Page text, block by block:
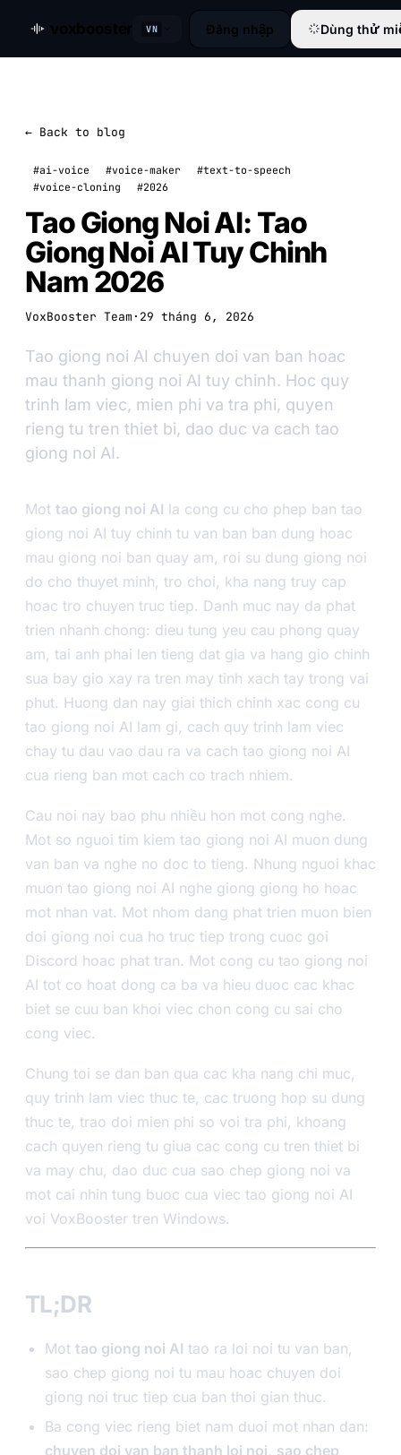
VN Đăng nhập Dùng thử
← Back to blog
#ai-voice #voice-maker
#text-to-speech
#voice-cloning
#2026
Tao Giong Noi AI: Tao
Giong Noi AI Tuy Chinh
Nam 2026
VoxBooster Team · 29 tháng 6, 2026
Tao giong noi AI chuyen doi van ban hoac
mau thanh giong noi AI tuy chinh. Hoc quy
trinh lam viec, mien phi va tra phi, quyen
rieng tu tren thiet bi, dao duc va cach tao
giong noi AI.
Mot tao giong noi AI la cong cu cho phep ban tao
giong noi AI tuy chinh tu van ban ban dung hoac
mau giong noi ban quay am, roi su dung giong noi
do cho thuyet minh, tro choi, kha nang truy cap
hoac tro chuyen truc tiep. Danh muc nay da phat
trien nhanh chong: dieu tung yeu cau phong quay
am, tai anh phai len tieng dat gia va hang gio chinh
sua bay gio xay ra tren may tinh xach tay trong vai
phut. Huong dan nay giai thich chinh xac cong cu
tao giong noi AI lam gi, cach quy trinh lam viec
chay tu dau vao dau ra va cach tao giong noi AI
cua rieng ban mot cach co trach nhiem.
Cau noi nay bao phu nhiều hon mot cong nghe.
Mot so nguoi tim kiem tao giong noi AI muon dung
van ban va nghe no doc to tieng. Nhung nguoi khac
muon tao giong noi AI nghe giong giong ho hoac
mot nhan vat. Mot nhom dang phat trien muon bien
doi giong noi cua ho truc tiep trong cuoc goi
Discord hoac phat tran. Mot cong cu tao giong noi
AI tot co hoat dong ca ba va hieu duoc cac khac
biet se cuu ban khoi viec chon cong cu sai cho
cong viec.
Chung toi se dan ban qua cac kha nang chi muc,
quy trinh lam viec thuc te, cac truong hop su dung
thuc te, trao doi mien phi so voi tra phi, khoang
cach quyen rieng tu giua cac cong cu tren thiet bi
va may chu, dao duc cua sao chep giong noi va
mot cai nhin tung buoc cua viec tao giong noi AI
voi VoxBooster tren Windows.
TL;DR
Mot tao giong noi AI tao ra loi noi tu van ban,
sao chep giong noi tu mau hoac chuyen doi
giong noi truc tiep cua ban thoi gian thuc.
Ba cong viec rieng biet nam duoi mot nhan dan:
chuyen doi van ban thanh loi noi, sao chep